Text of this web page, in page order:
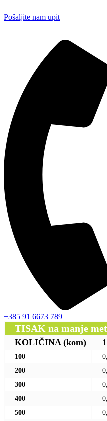
Pošaljite nam upit
+385 91 6673 789
TISAK na manje
KOLIČINA (kom)
100
200
300
400
500